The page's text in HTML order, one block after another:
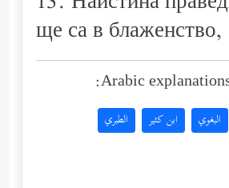
ще са в блаженство,
Arabic
البغوي ابن كثير الطبري